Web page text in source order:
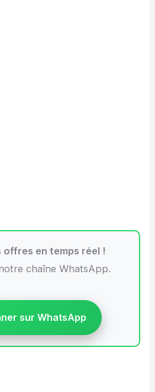
offres en temps réel !
chaîne WhatsApp.
sur WhatsApp